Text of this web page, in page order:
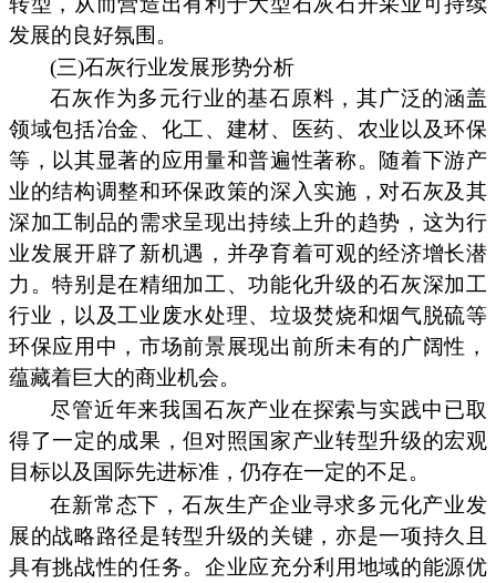
发展的良好氛围。
(三)石灰行业发展形势分析
石灰作为多元行业的基石原料，其广泛的涵盖
领域包括冶金、化工、建材、医药、农业以及环保
等，以其显著的应用量和普遍性著称。随着下游产
业的结构调整和环保政策的深入实施，对石灰及其
深加工制品的需求呈现出持续上升的趋势，这为行
业发展开辟了新机遇，并孕育着可观的经济增长潜
力。特别是在精细加工、功能化升级的石灰深加工
行业，以及工业废水处理、垃圾焚烧和烟气脱硫等
环保应用中，市场前景展现出前所未有的广阔性，
蕴藏着巨大的商业机会。
尽管近年来我国石灰产业在探索与实践中已取
得了一定的成果，但对照国家产业转型升级的宏观
目标以及国际先进标准，仍存在一定的不足。
在新常态下，石灰生产企业寻求多元化产业发
展的战略路径是转型升级的关键，亦是一项持久且
具有挑战性的任务。企业应充分利用地域的能源优